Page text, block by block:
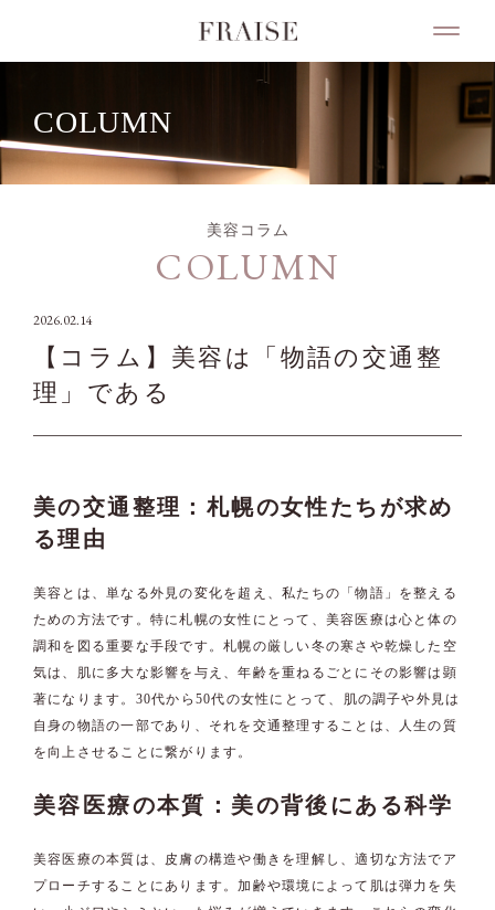
COLUMN
美容コラム
COLUMN
2026.02.14
【コラム】美容は「物語の交通整
理」である
美の交通整理：札幌の女性たちが求め
る理由
美容とは、単なる外見の変化を超え、私たちの「物語」を整える
ための方法です。特に札幌の女性にとって、美容医療は心と体の
調和を図る重要な手段です。札幌の厳しい冬の寒さや乾燥した空
気は、肌に多大な影響を与え、年齢を重ねるごとにその影響は顕
著になります。30代から50代の女性にとって、肌の調子や外見は
自身の物語の一部であり、それを交通整理することは、人生の質
を向上させることに繋がります。
美容医療の本質：美の背後にある科学
美容医療の本質は、皮膚の構造や働きを理解し、適切な方法でア
プローチすることにあります。加齢や環境によって肌は弾力を失